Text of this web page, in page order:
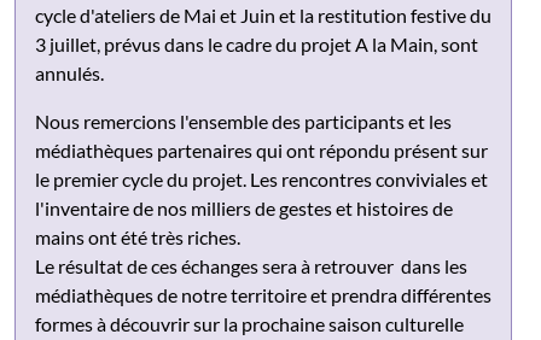
cycle d'ateliers de Mai et Juin et la restitution festive du
3 juillet, prévus dans le cadre du projet A la Main, sont
annulés.
Nous remercions l'ensemble des participants et les
médiathèques partenaires qui ont répondu présent sur
le premier cycle du projet. Les rencontres conviviales et
l'inventaire de nos milliers de gestes et histoires de
mains ont été très riches.
Le résultat de ces échanges sera à retrouver dans les
médiathèques de notre territoire et prendra différentes
formes à découvrir sur la prochaine saison culturelle